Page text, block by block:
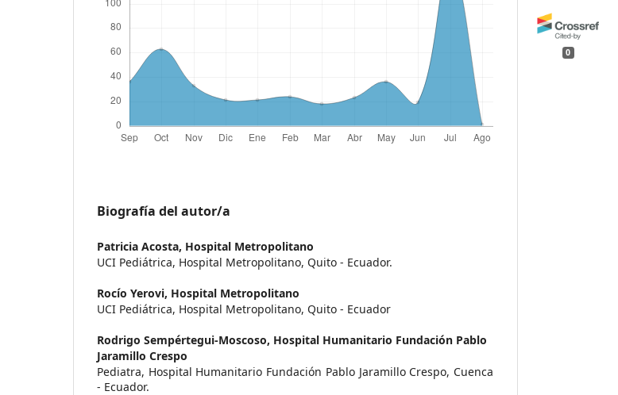
Biografía del autor/a
Patricia Acosta, Hospital Metropolitano
UCI Pediátrica, Hospital Metropolitano, Quito - Ecuador.
Rocío Yerovi, Hospital Metropolitano
UCI Pediátrica, Hospital Metropolitano, Quito - Ecuador
Rodrigo Sempértegui-Moscoso, Hospital Humanitario Fundación Pablo
Jaramillo Crespo
Pediatra, Hospital Humanitario Fundación Pablo Jaramillo Crespo, Cuenca
- Ecuador.
0